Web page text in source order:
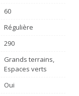
60
Régulière
290
Grands terrains,
Espaces verts
Oui